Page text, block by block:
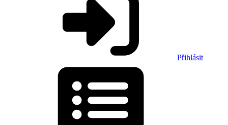
Přihlásit